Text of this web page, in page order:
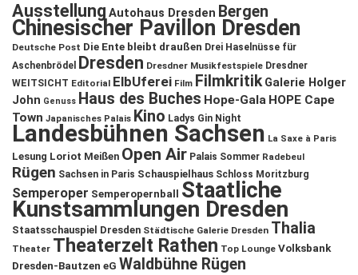
Ausstellung Autohaus Dresden Bergen
Chinesischer Pavillon Dresden
Deutsche Post Die Ente bleibt draußen Drei Haselnüsse für
Aschenbrödel
Dresden Dresdner Musikfestspiele Dresdner
WEITSICHT Editorial ElbUferei Film Filmkritik Galerie Holger
John Genuss Haus des Buches Hope-Gala HOPE Cape
Town Japanisches Palais Kino Ladys Gin Night
Landesbühnen Sachsen La Saxe à Paris
Lesung Loriot Meißen Open Air Palais Sommer Radebeul
Rügen Sachsen in Paris Schauspielhaus Schloss Moritzburg
Semperoper Semperopernball Staatliche
Kunstsammlungen Dresden
Staatsschauspiel Dresden Städtische Galerie Dresden Thalia
Theater Theaterzelt Rathen Top Lounge Volksbank
Dresden-Bautzen eG Waldbühne Rügen